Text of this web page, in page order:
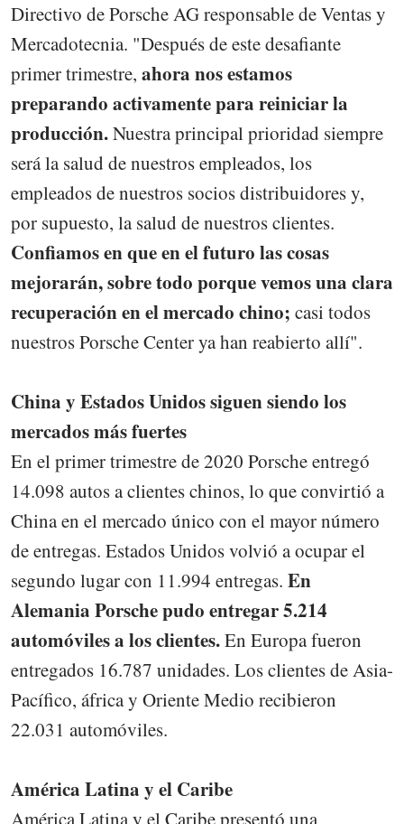
Directivo de Porsche AG responsable de Ventas y
Mercadotecnia. "Después de este desafiante
primer trimestre, ahora nos estamos
preparando activamente para reiniciar la
producción.Nuestra principal prioridad siempre
será la salud de nuestros empleados, los
empleados de nuestros socios distribuidores y,
por supuesto, la salud de nuestros clientes.
Confiamos en que en el futuro las cosas
mejorarán, sobre todo porque vemos una clara
recuperación en el mercado chino; casi todos
nuestros Porsche Center ya han reabierto allí".
China y Estados Unidos siguen siendo los
mercados más fuertes
En el primer trimestre de 2020 Porsche entregó
14.098 autos a clientes chinos, lo que convirtió a
China en el mercado único con el mayor número
de entregas. Estados Unidos volvió a ocupar el
segundo lugar con 11.994 entregas. En
Alemania Porsche pudo entregar 5.214
automóviles a los clientes.En Europa fueron
entregados 16.787 unidades. Los clientes de Asia-
Pacífico, áfrica y Oriente Medio recibieron
22.031 automóviles.
América Latina y el Caribe